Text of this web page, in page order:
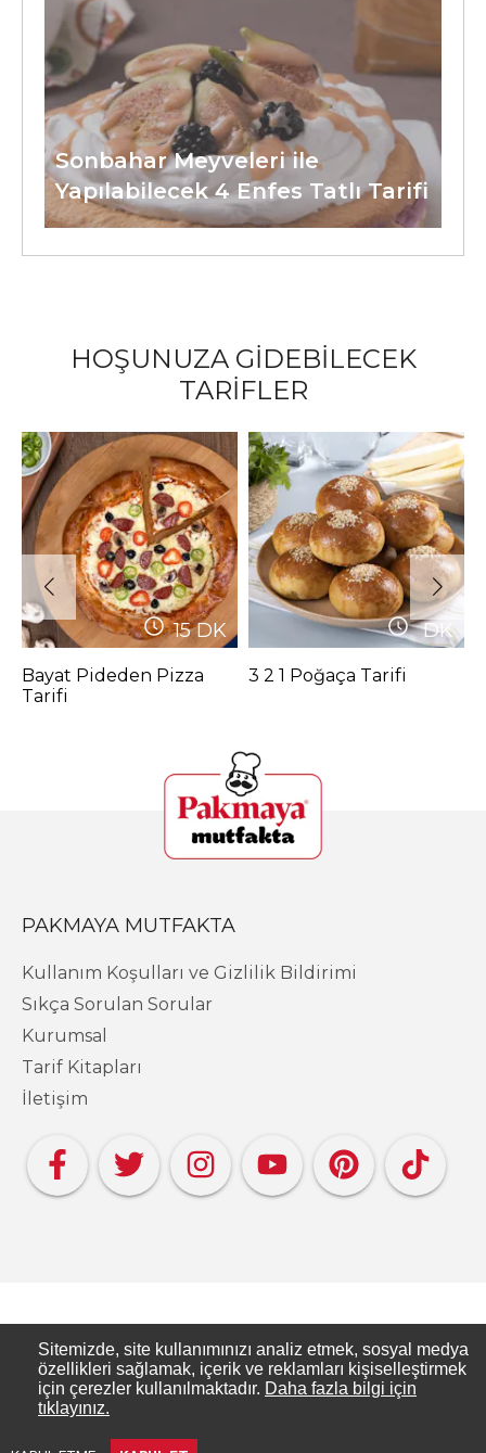
Sonbahar Meyveleri ile
Yapılabilecek 4 Enfes Tatlı Tarifi
HOŞUNUZA GİDEBİLECEK
TARİFLER
15DK
Bayat Pideden Pizza
Tarifi
DK
3 2 1 Poğaça Tarifi
PAKMAYA MUTFAKTA
Kullanım Koşulları ve Gizlilik Bildirimi
Sıkça Sorulan Sorular
Kurumsal
Tarif Kitapları
İletişim
Copyright PAKMAYA - Pakmaya Mutfakta
Pakmaya Mutfakta, Pakmaya’nın resmi tarif
sitesidir.
Sitemizde, site kullanımınızı analiz etmek, sosyal medya
özellikleri sağlamak, içerik ve reklamları kişiselleştirmek
için çerezler kullanılmaktadır. Daha fazla bilgi için
tıklayınız.